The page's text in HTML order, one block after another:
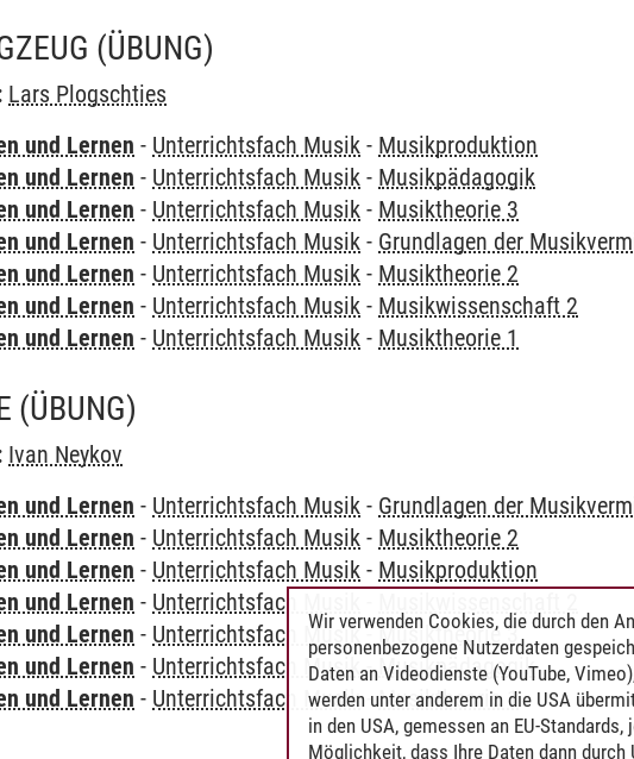
(ÜBUNG)
Lars Plogschties
und Lernen - Unterrichtsfach Musik - Musikproduktion
und Lernen - Unterrichtsfach Musik - Musikpädagogik
und Lernen - Unterrichtsfach Musik - Musiktheorie 3
und Lernen - Unterrichtsfach Musik - Grundlagen der
und Lernen - Unterrichtsfach Musik - Musiktheorie 2
und Lernen - Unterrichtsfach Musik - Musikwissenschaft 2
und Lernen - Unterrichtsfach Musik - Musiktheorie 1
(ÜBUNG)
Ivan Neykov
und Lernen - Unterrichtsfach Musik - Grundlagen der
und Lernen - Unterrichtsfach Musik - Musiktheorie 2
und Lernen - Unterrichtsfach Musik - Musikproduktion
und Lernen - Unterrichtsfach Musik
und Lernen - Unterrichtsfach Musik-Musiktheorie 3
und Lernen - Unterrichtsfach Musik-Musikpädagogik
und Lernen - Unterrichtsfach Musik-Musiktheorie 1
Wir verwenden Cookies, die durch den
personenbezogene Nutzerdaten
Daten an Videodienste (YouTube,
werden unter anderem in die USA
in den USA, gemessen an EU-
Möglichkeit, dass Ihre Daten dann durch